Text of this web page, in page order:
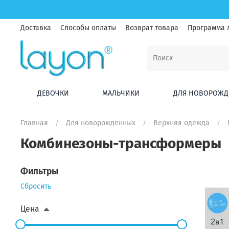
Доставка Способы оплаты Возврат товара Программа
ДЕВОЧКИ МАЛЬЧИКИ ДЛЯ
Главная Для новорожденных Верхняя одежда
Комбинезоны-трансформеры
Фильтры
Сбросить
Цена